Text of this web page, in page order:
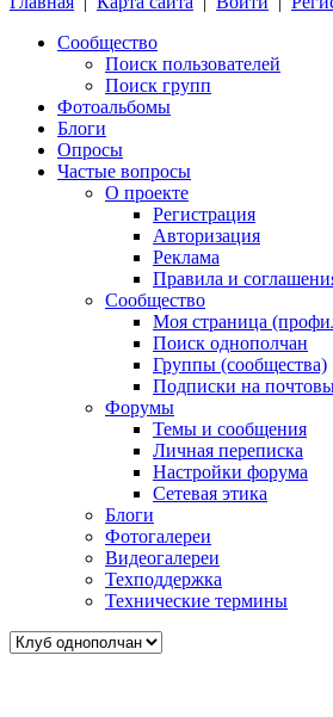
Сообщество
Поиск пользователей
Поиск групп
Фотоальбомы
Блоги
Опросы
Частые вопросы
О проекте
Регистрация
Авторизация
Реклама
Правила и
Сообщество
Моя страница
Поиск однополчан
Группы (сообщества)
Подписки на
Форумы
Темы и сообщения
Личная переписка
Настройки форума
Сетевая этика
Блоги
Фотогалереи
Видеогалереи
Техподдержка
Технические термины